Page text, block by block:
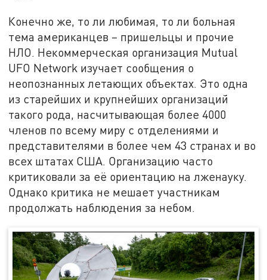
Конечно же, то ли любимая, то ли больная
тема американцев – пришельцы и прочие
НЛО. Некоммерческая организация Mutual
UFO Network изучает сообщения о
неопознанных летающих объектах. Это одна
из старейших и крупнейших организаций
такого рода, насчитывающая более 4000
членов по всему миру с отделениями и
представителями в более чем 43 странах и во
всех штатах США. Организацию часто
критиковали за её ориентацию на лженауку.
Однако критика не мешает участникам
продолжать наблюдения за небом.